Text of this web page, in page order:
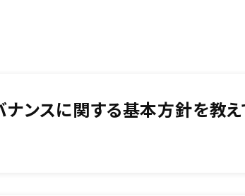
ンスに関する基本方針を教え